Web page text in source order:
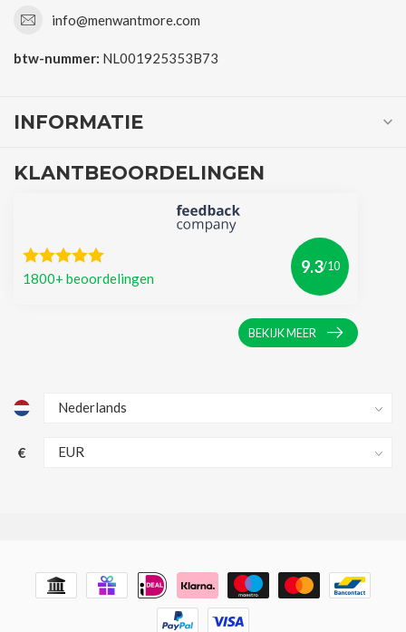
info@menwantmore.com
btw-nummer: NL001925353B73
INFORMATIE
KLANTBEOORDELINGEN
1800+ beoordelingen
9.3/10
BEKIJK MEER
€